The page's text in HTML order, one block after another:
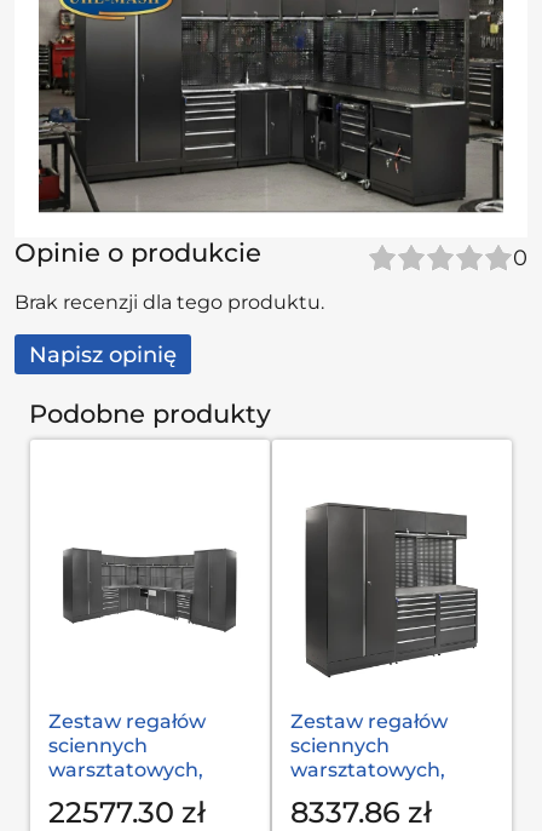
Opinie o produkcie 0
Brak recenzji dla tego produktu.
Napisz opinię
Podobne produkty
Zestaw regałów
sciennych
warsztatowych,
С-08-002 S op
22577.30 zł
Zestaw regałów
sciennych
warsztatowych,
L-03-001 G(2,0) op
8337.86 zł